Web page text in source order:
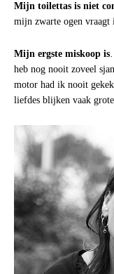
Mijn toilettas is niet
mijn zwarte ogen vraagt
Mijn ergste miskoop is
heb nog nooit zoveel
motor had ik nooit
liefdes blijken vaak